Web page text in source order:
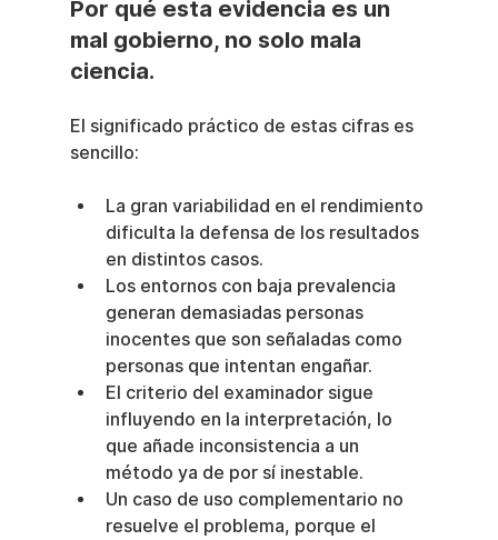
Por qué esta evidencia es un
mal gobierno, no solo mala
ciencia.
El significado práctico de estas cifras es
sencillo:
La gran variabilidad en el rendimiento
dificulta la defensa de los resultados
en distintos casos.
Los entornos con baja prevalencia
generan demasiadas personas
inocentes que son señaladas como
personas que intentan engañar.
El criterio del examinador sigue
influyendo en la interpretación, lo
que añade inconsistencia a un
método ya de por sí inestable.
Un caso de uso complementario no
resuelve el problema, porque el